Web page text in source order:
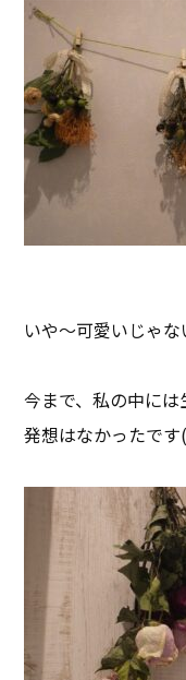
いや～可愛いじゃ
今まで、私の中に
発想はなかったで